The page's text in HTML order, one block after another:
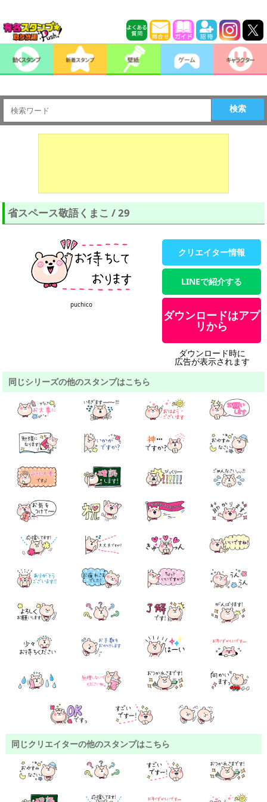
検索
省スペース敬語くまこ / 29
puchico
クリエイター情報
LINEで紹介する
ダウンロードはアプ
リから
ダウンロード時に
広告が表示されます
同じシリーズの他のスタンプはこちら
同じクリエイターの他のスタンプはこちら